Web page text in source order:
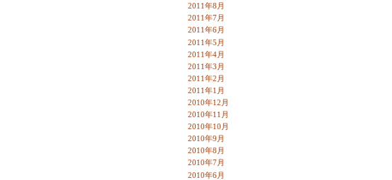
2011年8月
2011年7月
2011年6月
2011年5月
2011年4月
2011年3月
2011年2月
2011年1月
2010年12月
2010年11月
2010年10月
2010年9月
2010年8月
2010年7月
2010年6月